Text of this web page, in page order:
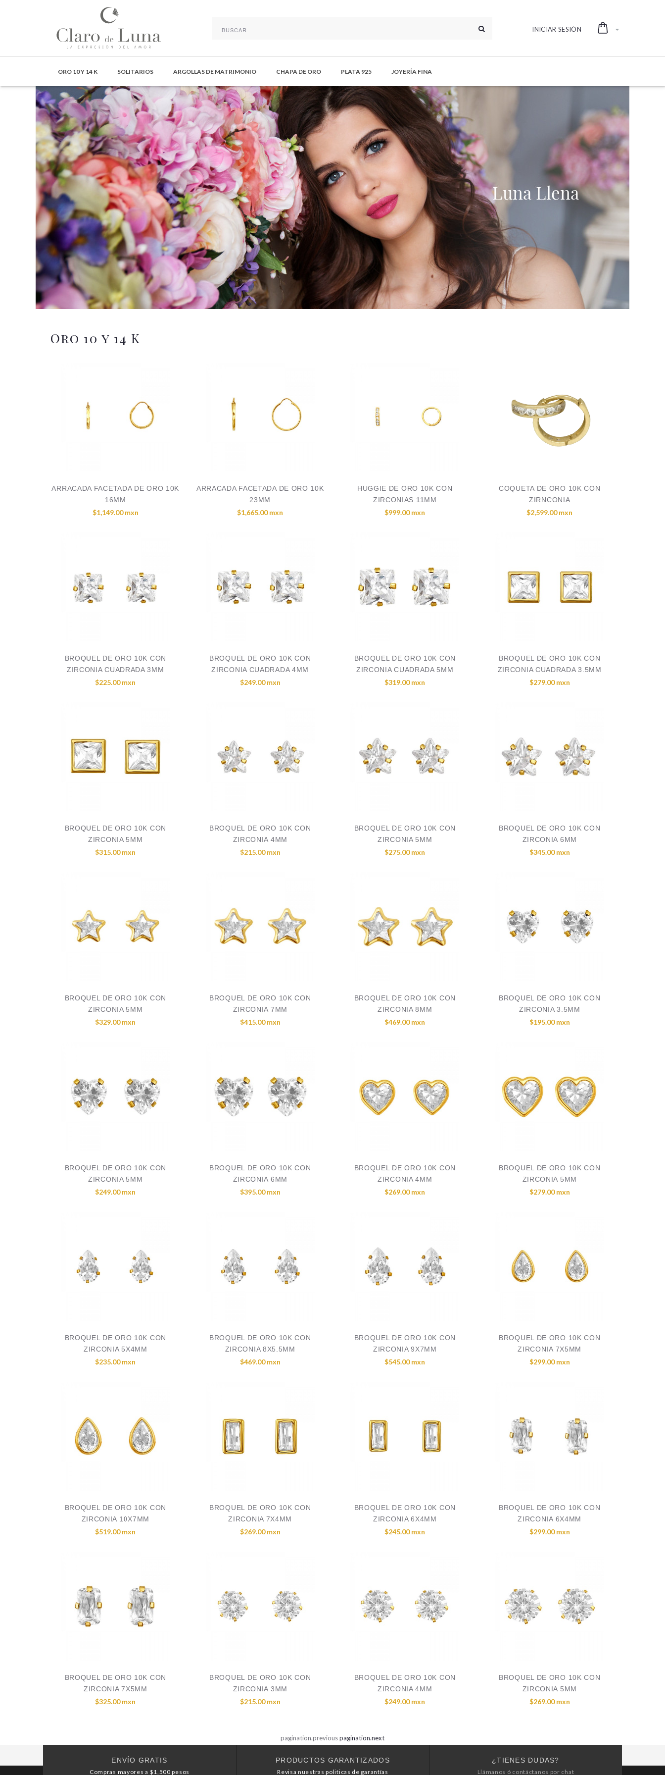
Claro
de
Luna
Joyería
-
La
Expresión
del
Amor
INICIAR SESIÓN
ORO 10 Y 14 K SOLITARIOS ARGOLLAS DE MATRIMONIO CHAPA DE ORO PLATA 925 JOYERÍA FINA
Oro 10 y 14 K
ARRACADA FACETADA DE ORO 10K
16MM
$1,149.00 mxn
ARRACADA FACETADA DE ORO 10K
23MM
$1,665.00 mxn
HUGGIE DE ORO 10K CON
ZIRCONIAS 11MM
$999.00 mxn
COQUETA DE ORO 10K CON
ZIRNCONIA
$2,599.00 mxn
BROQUEL DE ORO 10K CON
ZIRCONIA CUADRADA 3MM
$225.00 mxn
BROQUEL DE ORO 10K CON
ZIRCONIA CUADRADA 4MM
$249.00 mxn
BROQUEL DE ORO 10K CON
ZIRCONIA CUADRADA 5MM
$319.00 mxn
BROQUEL DE ORO 10K CON
ZIRCONIA CUADRADA 3.5MM
$279.00 mxn
BROQUEL DE ORO 10K CON
ZIRCONIA 5MM
$315.00 mxn
BROQUEL DE ORO 10K CON
ZIRCONIA 4MM
$215.00 mxn
BROQUEL DE ORO 10K CON
ZIRCONIA 5MM
$275.00 mxn
BROQUEL DE ORO 10K CON
ZIRCONIA 6MM
$345.00 mxn
BROQUEL DE ORO 10K CON
ZIRCONIA 5MM
$329.00 mxn
BROQUEL DE ORO 10K CON
ZIRCONIA 7MM
$415.00 mxn
BROQUEL DE ORO 10K CON
ZIRCONIA 8MM
$469.00 mxn
BROQUEL DE ORO 10K CON
ZIRCONIA 3.5MM
$195.00 mxn
BROQUEL DE ORO 10K CON
ZIRCONIA 5MM
$249.00 mxn
BROQUEL DE ORO 10K CON
ZIRCONIA 6MM
$395.00 mxn
BROQUEL DE ORO 10K CON
ZIRCONIA 4MM
$269.00 mxn
BROQUEL DE ORO 10K CON
ZIRCONIA 5MM
$279.00 mxn
BROQUEL DE ORO 10K CON
ZIRCONIA 5X4MM
$235.00 mxn
BROQUEL DE ORO 10K CON
ZIRCONIA 8X5.5MM
$469.00 mxn
BROQUEL DE ORO 10K CON
ZIRCONIA 9X7MM
$545.00 mxn
BROQUEL DE ORO 10K CON
ZIRCONIA 7X5MM
$299.00 mxn
BROQUEL DE ORO 10K CON
ZIRCONIA 10X7MM
$519.00 mxn
BROQUEL DE ORO 10K CON
ZIRCONIA 7X4MM
$269.00 mxn
BROQUEL DE ORO 10K CON
ZIRCONIA 6X4MM
$245.00 mxn
BROQUEL DE ORO 10K CON
ZIRCONIA 6X4MM
$299.00 mxn
BROQUEL DE ORO 10K CON
ZIRCONIA 7X5MM
$325.00 mxn
BROQUEL DE ORO 10K CON
ZIRCONIA 3MM
$215.00 mxn
BROQUEL DE ORO 10K CON
ZIRCONIA 4MM
$249.00 mxn
BROQUEL DE ORO 10K CON
ZIRCONIA 5MM
$269.00 mxn
pagination.previouspagination.next
ENVÍO GRATIS
Compras mayores a $1,500 pesos
PRODUCTOS GARANTIZADOS
Revisa nuestras politicas de garantías
¿TIENES DUDAS?
Llámanos ó contáctanos por chat